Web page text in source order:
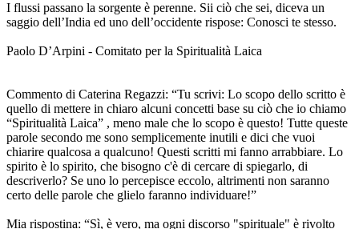
I flussi passano la sorgente è perenne. Sii ciò che sei, diceva un
saggio dell’India ed uno dell’occidente rispose: Conosci te stesso.
Paolo D’Arpini - Comitato per la Spiritualità Laica
Commento di Caterina Regazzi: “Tu scrivi: Lo scopo dello scritto è
quello di mettere in chiaro alcuni concetti base su ciò che io chiamo
“Spiritualità Laica” , meno male che lo scopo è questo! Tutte queste
parole secondo me sono semplicemente inutili e dici che vuoi
chiarire qualcosa a qualcuno! Questi scritti mi fanno arrabbiare. Lo
spirito è lo spirito, che bisogno c'è di cercare di spiegarlo, di
descriverlo? Se uno lo percepisce eccolo, altrimenti non saranno
certo delle parole che glielo faranno individuare!”
Mia rispostina: “Sì, è vero, ma ogni discorso "spirituale" è rivolto